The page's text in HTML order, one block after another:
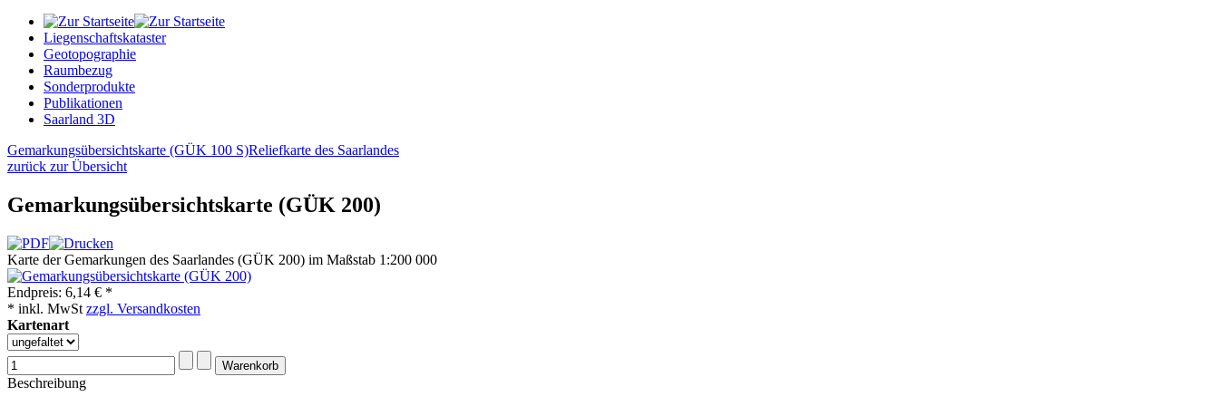
Liegenschaftskataster
Geotopographie
Raumbezug
Sonderprodukte
Publikationen
Saarland 3D
Gemarkungsübersichtskarte (GÜK 100 S)Reliefkarte des Saarlandes
zurück zur Übersicht
Gemarkungsübersichtskarte (GÜK 200)
Karte der Gemarkungen des Saarlandes (GÜK 200) im Maßstab 1:200 000
Endpreis: 6,14 € *
* inkl. MwSt zzgl. Versandkosten
Kartenart
Beschreibung